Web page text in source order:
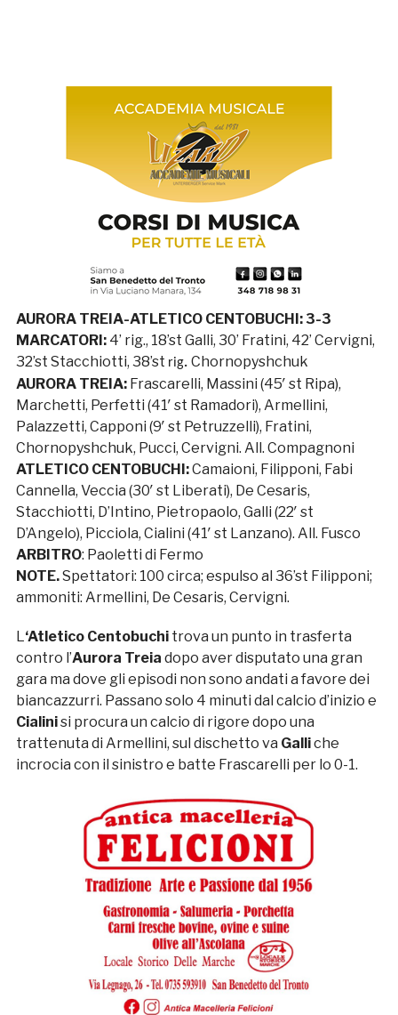
AURORA TREIA-ATLETICO CENTOBUCHI: 3-3
MARCATORI:4’ rig., 18’st Galli, 30’ Fratini, 42’ Cervigni,
32’st Stacchiotti, 38’st rig. Chornopyshchuk
AURORA TREIA:Frascarelli, Massini (45′ st Ripa),
Marchetti, Perfetti (41′ st Ramadori), Armellini,
Palazzetti, Capponi (9′ st Petruzzelli), Fratini,
Chornopyshchuk, Pucci, Cervigni. All. Compagnoni
ATLETICO CENTOBUCHI:Camaioni, Filipponi, Fabi
Cannella, Veccia (30′ st Liberati), De Cesaris,
Stacchiotti, D’Intino, Pietropaolo, Galli (22′ st
D’Angelo), Picciola, Cialini (41′ st Lanzano). All. Fusco
ARBITRO: Paoletti di Fermo
NOTE.Spettatori: 100 circa; espulso al 36’st Filipponi;
ammoniti: Armellini, De Cesaris, Cervigni.
L‘Atletico Centobuchitrova un punto in trasferta
contro l’Aurora Treia dopo aver disputato una gran
gara ma dove gli episodi non sono andati a favore dei
biancazzurri. Passano solo 4 minuti dal calcio d’inizio e
Cialinisi procura un calcio di rigore dopo una
trattenuta di Armellini, sul dischetto va Galliche
incrocia con il sinistro e batte Frascarelli per lo 0-1.